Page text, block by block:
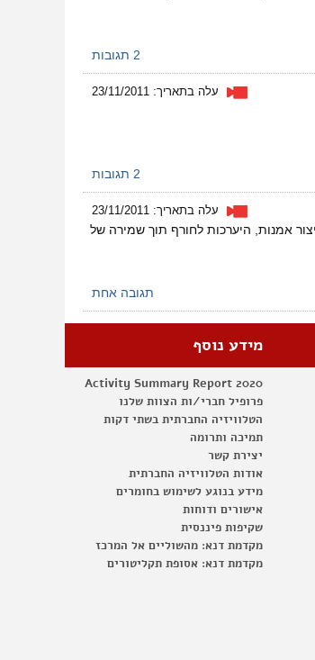
2 תגובות
עלה בתאריך: 23/11/2011
2 תגובות
עלה בתאריך: 23/11/2011
אמנות, היערכות לחורף תוך שמירה של
תגובה אחת
מידע נוסף
Activity Summary Report 2020
פרופיל חברי/ות הצוות שלנו
הטלוויזיה החברתית בשתי דקות
תמיכה ותרומה
יצירת קשר
אודות הטלוויזיה החברתית
מידע בנוגע לשימוש בחומרים
אישורים ודוחות
שקיפות פיננסית
מקדמת דנא: מהשוליים אל המרכז
מקדמת דנא: אסופת תקליטורים